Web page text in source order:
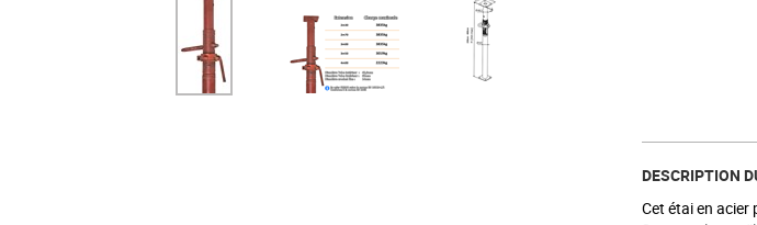
DESCRIPTION
Cet étai en acier